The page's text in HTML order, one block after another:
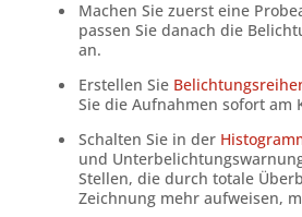
Machen Sie zuerst eine
passen Sie danach die
an.
Erstellen Sie
Sie die Aufnahmen sofort am
Schalten Sie in der
und
Stellen, die durch totale
Zeichnung mehr aufweisen,